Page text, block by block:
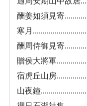
酬姜如須見寄
寒月
酬周侍御見寄
贈侯大將軍
宿虎丘山房
山夜鐘